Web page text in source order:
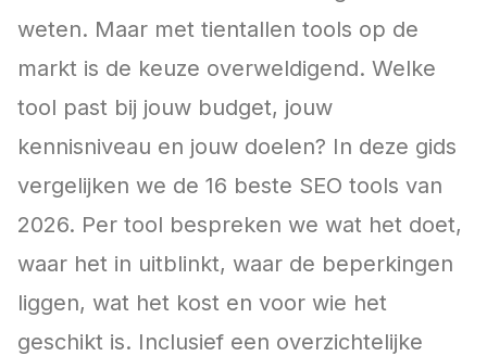
weten. Maar met tientallen tools op de
markt is de keuze overweldigend. Welke
tool past bij jouw budget, jouw
kennisniveau en jouw doelen? In deze gids
vergelijken we de 16 beste SEO tools van
2026. Per tool bespreken we wat het doet,
waar het in uitblinkt, waar de beperkingen
liggen, wat het kost en voor wie het
geschikt is. Inclusief een overzichtelijke